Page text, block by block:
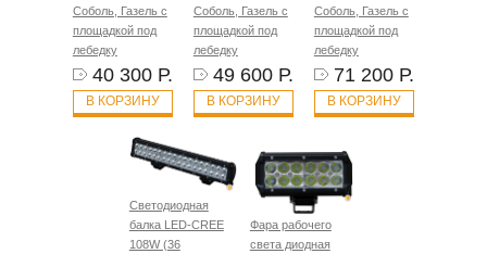
Соболь, Газель с
площадкой под
лебедку
40 300 Р.
В КОРЗИНУ
Соболь, Газель с
площадкой под
лебедку
49 600 Р.
В КОРЗИНУ
Соболь, Газель с
площадкой под
лебедку
71 200 Р.
В КОРЗИНУ
Светодиодная
балка LED-CREE
108W (36
Фара рабочего
света диодная